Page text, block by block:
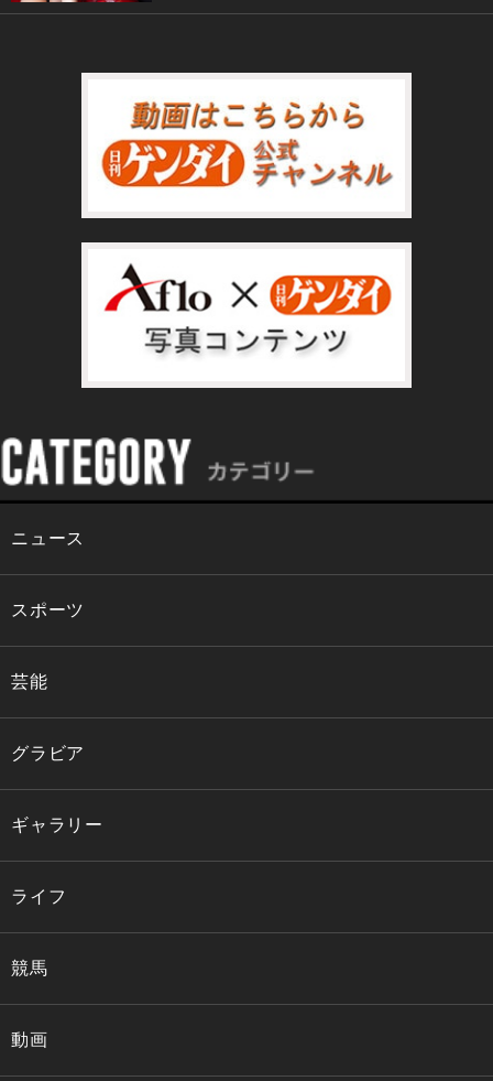
ニュース
スポーツ
芸能
グラビア
ギャラリー
ライフ
競馬
動画